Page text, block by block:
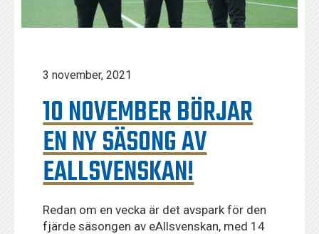
3 november, 2021
10 NOVEMBER BÖRJAR
EN NY SÄSONG AV
EALLSVENSKAN!
Redan om en vecka är det avspark för den
fjärde säsongen av eAllsvenskan, med 14